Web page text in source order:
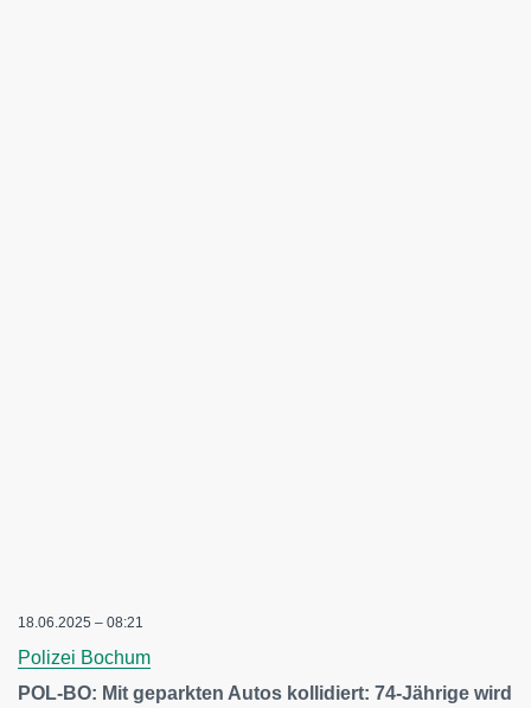
18.06.2025 – 08:21
Polizei Bochum
POL-BO: Mit geparkten Autos kollidiert: 74-Jährige wird